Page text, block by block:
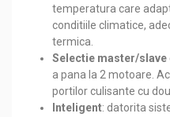
temperatura care
conditiile climatice,
termica.
Selectie master/slave
a pana la 2 motoare.
portilor culisante cu
Inteligent: datorita